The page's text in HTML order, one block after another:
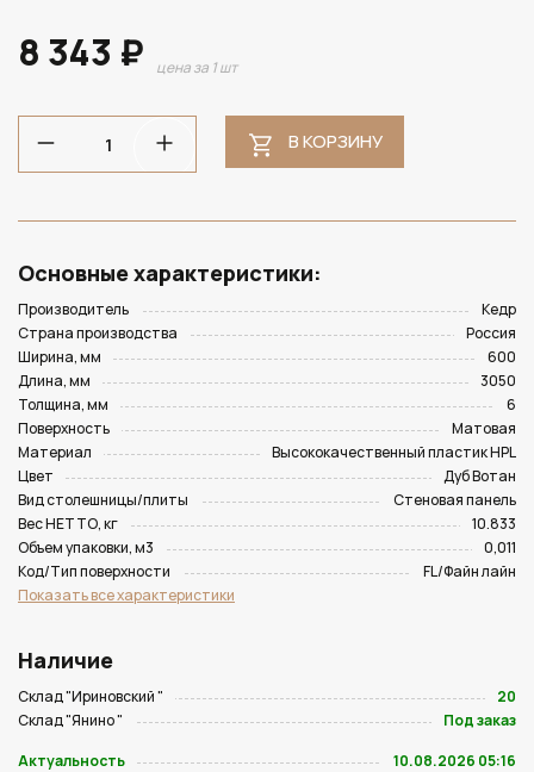
8 343 ₽ цена за 1 шт
В КОРЗИНУ
Основные характеристики:
Производитель
Кедр
Страна производства
Россия
Ширина, мм
600
Длина, мм
3050
Толщина, мм
6
Поверхность
Матовая
Материал
Высококачественный пластик HPL
Цвет
Дуб Вотан
Вид столешницы/плиты
Стеновая панель
Вес НЕТТО, кг
10.833
Объем упаковки, м3
0,011
Код/Тип поверхности
FL/Файн лайн
Показать все характеристики
Наличие
Склад "Ириновский "
20
Склад "Янино "
Под заказ
Актуальность
10.08.2026 05:16